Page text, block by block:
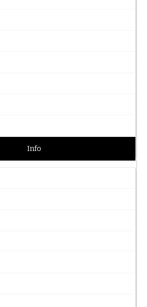
Info